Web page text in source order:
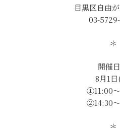
目黒区自由
03-
＊
開催
8月1
①11:00
②14:30